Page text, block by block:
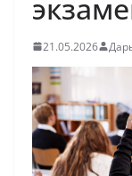
21.05.2026